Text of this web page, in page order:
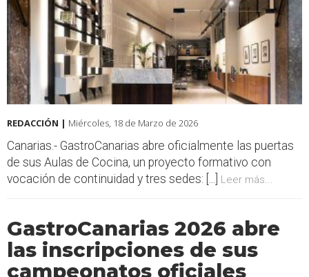
REDACCIÓN | Miércoles, 18 de Marzo de 2026
Canarias.- GastroCanarias abre oficialmente las puertas
de sus Aulas de Cocina, un proyecto formativo con
vocación de continuidad y tres sedes: [...] Leer más...
GastroCanarias 2026 abre
las inscripciones de sus
campeonatos oficiales